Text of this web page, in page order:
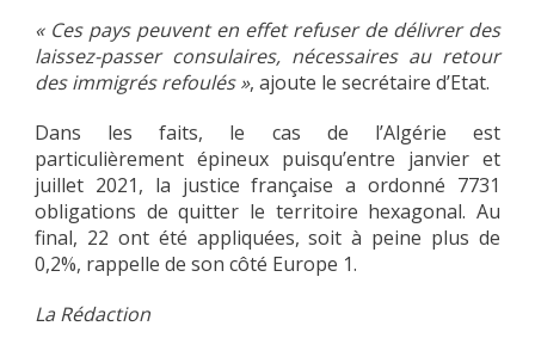
« Ces pays peuvent en effet refuser de délivrer des
laissez-passer consulaires, nécessaires au retour
des immigrés refoulés », ajoute le secrétaire d’Etat.
Dans les faits, le cas de l’Algérie est
particulièrement épineux puisqu’entre janvier et
juillet 2021, la justice française a ordonné 7731
obligations de quitter le territoire hexagonal. Au
final, 22 ont été appliquées, soit à peine plus de
0,2%, rappelle de son côté Europe 1.
La Rédaction